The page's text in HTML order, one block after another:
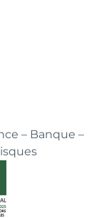
– Banque –